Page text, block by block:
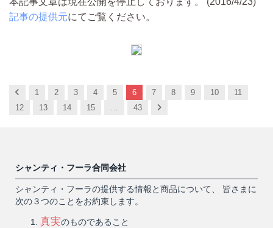
記事の提供元にてご覧ください。
Previous
1 2 3 4 5 6 7 8 9 10
11
12
13 14 15 43 Next
シャンティ・フーラ合同会社
シャンティ・フーラの提供する情報と商品について、 皆さまに
次の３つのことをお約束します。
真実のものであること